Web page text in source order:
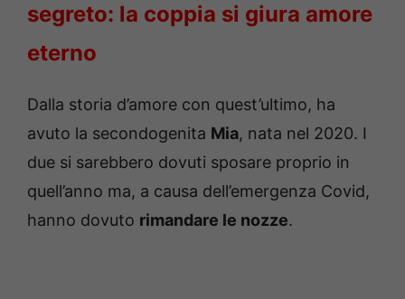
segreto: la coppia si giura amore
eterno
Dalla storia d’amore con quest’ultimo, ha
avuto la secondogenita Mia, nata nel 2020. I
due si sarebbero dovuti sposare proprio in
quell’anno ma, a causa dell’emergenza Covid,
hanno dovuto rimandare le nozze.